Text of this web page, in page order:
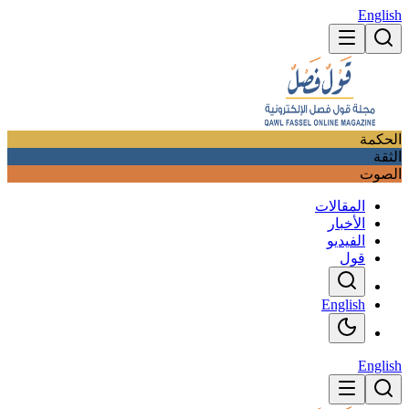
English
الحكمة
الثقة
الصوت
المقالات
الأخبار
الفيديو
قول
English
English